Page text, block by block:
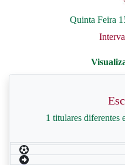
Quinta Feira
1 titulares diferentes